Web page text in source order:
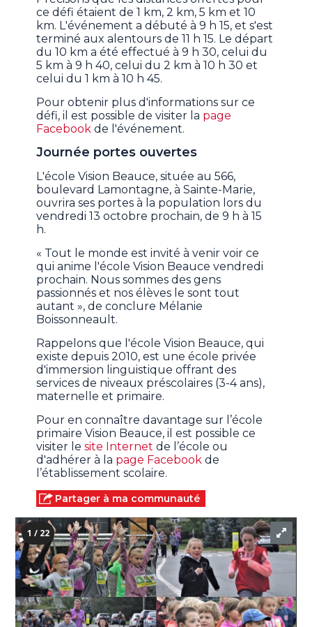
ce défi étaient de 1 km, 2 km, 5 km et 10
km. L'événement a débuté à 9 h 15, et s'est
terminé aux alentours de 11 h 15. Le départ
du 10 km a été effectué à 9 h 30, celui du
5 km à 9 h 40, celui du 2 km à 10 h 30 et
celui du 1 km à 10 h 45.
Pour obtenir plus d'informations sur ce
défi, il est possible de visiter la page
Facebook de l'événement.
Journée portes ouvertes
L'école Vision Beauce, située au 566,
boulevard Lamontagne, à Sainte-Marie,
ouvrira ses portes à la population lors du
vendredi 13 octobre prochain, de 9 h à 15
h.
« Tout le monde est invité à venir voir ce
qui anime l'école Vision Beauce vendredi
prochain. Nous sommes des gens
passionnés et nos élèves le sont tout
autant », de conclure Mélanie
Boissonneault.
Rappelons que l'école Vision Beauce, qui
existe depuis 2010, est une école privée
d'immersion linguistique offrant des
services de niveaux préscolaires (3-4 ans),
maternelle et primaire.
Pour en connaître davantage sur l’école
primaire Vision Beauce, il est possible ce
visiter lesite Internet de l’école ou
d'adhérer à la page Facebook de
l’établissement scolaire.
Partager à ma communauté
1 / 22